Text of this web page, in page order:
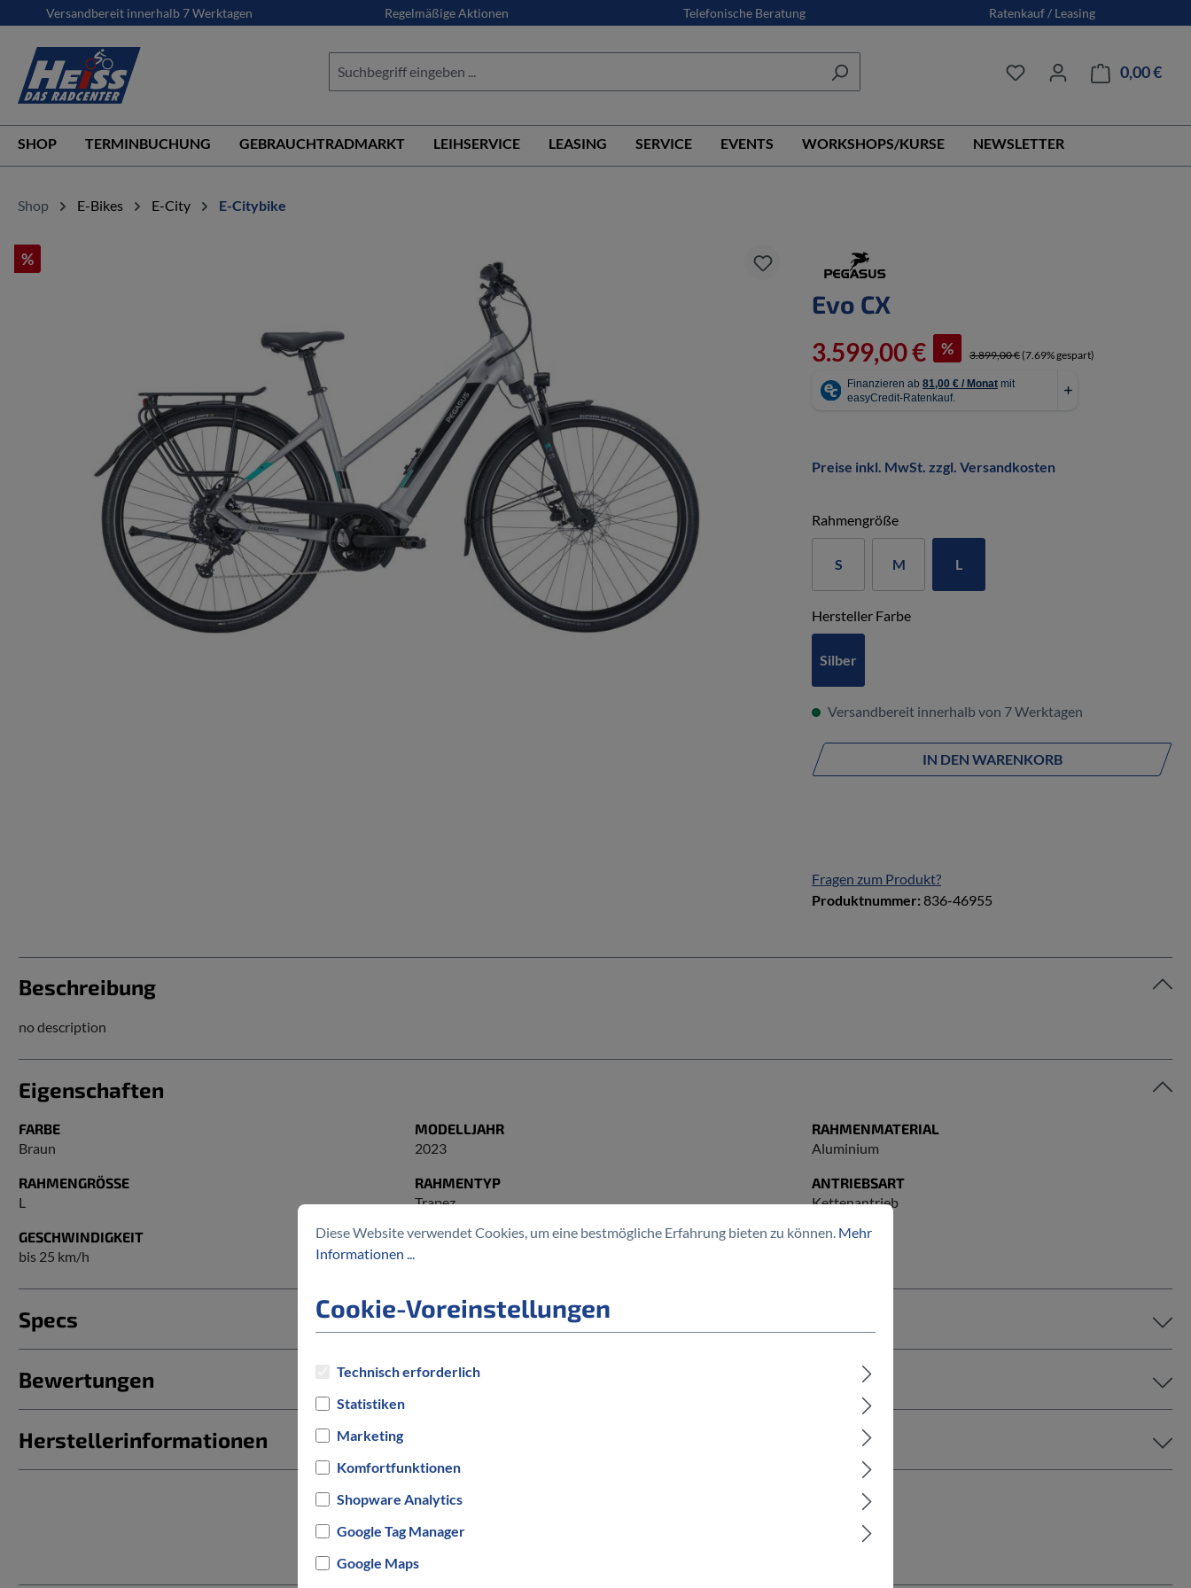
Zur Hauptnavigation springen
Versandbereit innerhalb 7 Werktagen Regelmäßige Aktionen Telefonische Beratung Ratenkauf / Leasing
0,00 €
SHOP TERMINBUCHUNG GEBRAUCHTRADMARKT LEIHSERVICE LEASING SERVICE EVENTS WORKSHOPS/KURSE NEWSLETTER
Shop E-Bikes E-City E-Citybike
%
Bildergalerie überspringen
Evo CX
3.599,00 €
% 3.899,00 € (7.69% gespart)
Preise inkl. MwSt. zzgl. Versandkosten
Rahmengrößeauswählen
S M L
Hersteller Farbeauswählen
Silber
Versandbereit innerhalb von 7 Werktagen
IN DEN WARENKORB
Fragen zum Produkt?
Produktnummer: 836-46955
Beschreibung
no description
Eigenschaften
FARBE
Braun
MODELLJAHR
2023
RAHMENMATERIAL
Aluminium
RAHMENGRÖSSE
L
RAHMENTYP
Trapez
ANTRIEBSART
Kettenantrieb
GESCHWINDIGKEIT
bis 25 km/h
BELEUCHTUNG
Specs
Bewertungen
Herstellerinformationen
Diese Website verwendet Cookies, um eine bestmögliche Erfahrung bieten zu können. Mehr
Informationen ...
Cookie-Voreinstellungen
Technisch erforderlich
Statistiken
Marketing
Komfortfunktionen
Shopware Analytics
Google Tag Manager
Google Maps